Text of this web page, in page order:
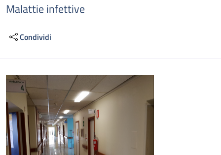
Malattie infettive
Condividi
Descrizione